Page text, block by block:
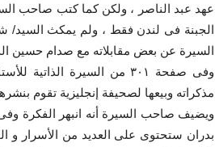
عهد عبد الناصر ، ولكن كما كتب صاحب
الجبنة فى لندن فقط ، ولم يمكث السيد/
السيرة عن بعض مقابلاته مع صدام حسين
وفى صفحة ٣٠١ من السيرة
مذكراته وبيعها لصحيفة إنجليزية تقوم
ويضيف صاحب السيرة أنه انبهر الفكرة
بدران ستحتوى على العديد من الأسرار و